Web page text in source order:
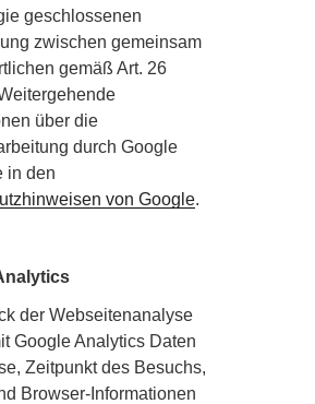
geschlossenen
zwischen gemeinsam
gemäß Art. 26
über die
durch Google
in den
von Google.
der Webseitenanalyse
Google Analytics Daten
Zeitpunkt des Besuchs,
Browser-Informationen